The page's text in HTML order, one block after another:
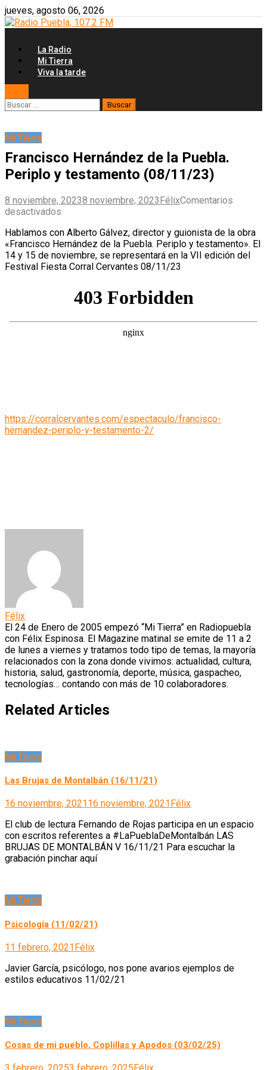
Skip
to
jueves, agosto 06, 2026
La Radio
Mi Tierra
Viva la tarde
Buscar:
Mi Tierra
Francisco Hernández de la Puebla.
Periplo y testamento (08/11/23)
8 noviembre, 20238 noviembre, 2023FélixComentarios
desactivados
Hernández
de
la
Puebla.
testamento
Hablamos con Alberto Gálvez, director y guionista de la obra
«Francisco Hernández de la Puebla. Periplo y testamento». El
14 y 15 de noviembre, se representará en la VII edición del
Festival Fiesta Corral Cervantes 08/11/23
https://corralcervantes.com/espectaculo/francisco-
hernandez-periplo-y-testamento-2/
Félix
El 24 de Enero de 2005 empezó “Mi Tierra” en Radiopuebla
con Félix Espinosa. El Magazine matinal se emite de 11 a 2
de lunes a viernes y tratamos todo tipo de temas, la mayoría
relacionados con la zona donde vivimos: actualidad, cultura,
historia, salud, gastronomía, deporte, música, gaspacheo,
tecnologías… contando con más de 10 colaboradores.
Related Articles
Mi Tierra
Las Brujas de Montalbán (16/11/21)
16 noviembre, 2021 16 noviembre, 2021 Félix
El club de lectura Fernando de Rojas participa en un espacio
con escritos referentes a #LaPueblaDeMontalbán LAS
BRUJAS DE MONTALBÁN V 16/11/21 Para escuchar la
grabación pinchar aquí
Mi Tierra
Psicología (11/02/21)
11 febrero, 2021Félix
Javier García, psicólogo, nos pone avarios ejemplos de
estilos educativos 11/02/21
Mi Tierra
Cosas de mi pueblo, Coplillas y Apodos (03/02/25)